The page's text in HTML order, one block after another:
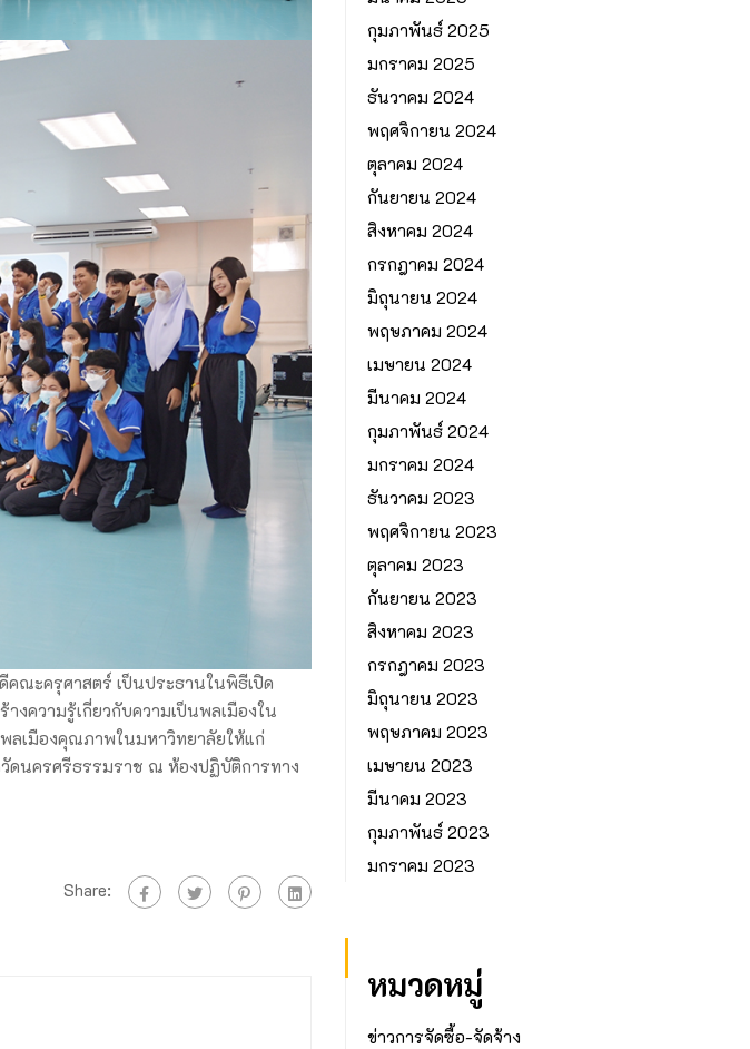
ณะครุศาสตร์ เป็นประธานในพิธีเปิด
งความรู้เกี่ยวกับความเป็นพลเมืองใน
ลเมืองคุณภาพในมหาวิทยาลัยให้แก่
ดนครศรีธรรมราช ณ ห้องปฏิบัติการทาง
Share:
กุมภาพันธ์ 2025
มกราคม 2025
ธันวาคม 2024
พฤศจิกายน 2024
ตุลาคม 2024
กันยายน 2024
สิงหาคม 2024
กรกฎาคม 2024
มิถุนายน 2024
พฤษภาคม 2024
เมษายน 2024
มีนาคม 2024
กุมภาพันธ์ 2024
มกราคม 2024
ธันวาคม 2023
พฤศจิกายน 2023
ตุลาคม 2023
กันยายน 2023
สิงหาคม 2023
กรกฎาคม 2023
มิถุนายน 2023
พฤษภาคม 2023
เมษายน 2023
มีนาคม 2023
กุมภาพันธ์ 2023
มกราคม 2023
หมวดหมู่
ข่าวการจัดซื้อ-จัดจ้าง